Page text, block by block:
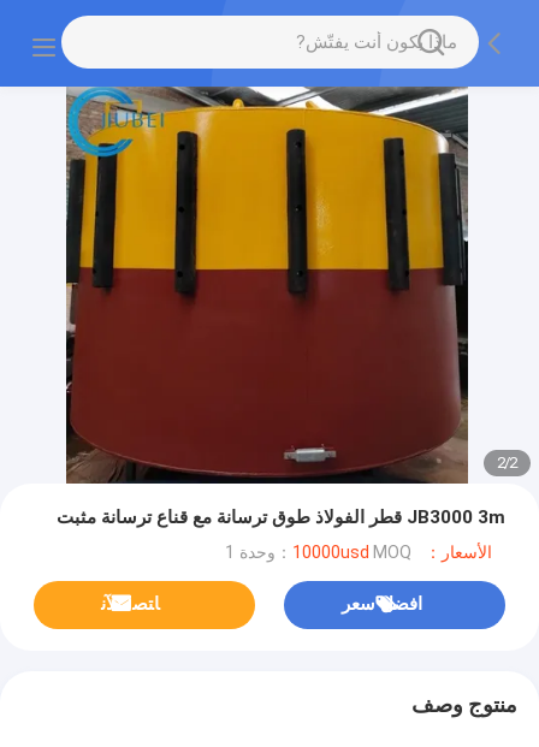
2
/
2
JB3000 3m قطر الفولاذ طوق ترسانة مع قناع ترسانة مثبت
الأسعار：10000usd MOQ：وحدة 1
افضل سعر ﺎﺘﺼﻟ ﺍﻶﻧ
منتوج وصف